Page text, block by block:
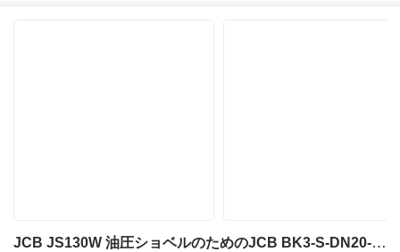
JCB JS130W 油圧ショベルのためのJCB BK3-S-DN20-SAE6000 PN500 油圧ディストリビュータ